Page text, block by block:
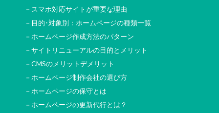
－スマホ対応サイトが重要な理由
－目的･対象別：ホームページの種類一覧
－ホームページ作成方法のパターン
－サイトリニューアルの目的とメリット
－CMSのメリットデメリット
－ホームページ制作会社の選び方
－ホームページの保守とは
－ホームページの更新代行とは？